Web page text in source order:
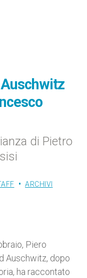
di Pietro
ARCHIVI
Piero
Auschwitz, dopo
ha raccontato